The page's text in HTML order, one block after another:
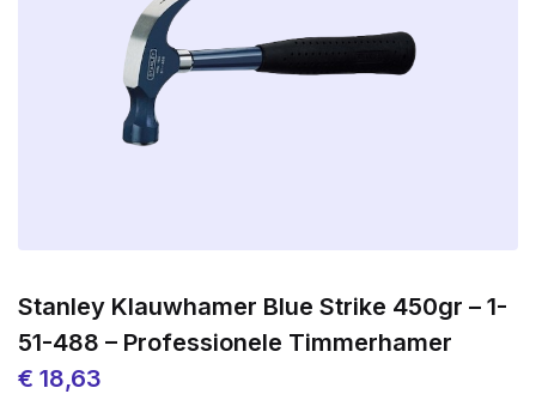
Stanley Klauwhamer Blue Strike 450gr – 1-
51-488 – Professionele Timmerhamer
€ 18,63